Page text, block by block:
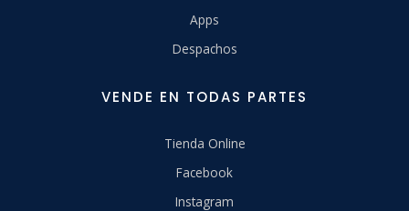
Apps
Despachos
VENDE EN TODAS PARTES
Tienda Online
Facebook
Instagram